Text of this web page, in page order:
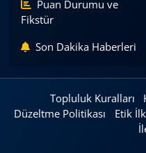
Puan Durumu ve
Fikstür
Son Dakika Haberleri
Topluluk Kuralları
Düzeltme Politikası
Etik